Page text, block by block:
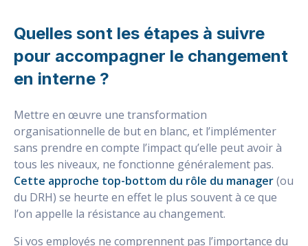
Quelles sont les étapes à suivre
pour accompagner le changement
en interne ?
Mettre en œuvre une transformation
organisationnelle de but en blanc, et l’implémenter
sans prendre en compte l’impact qu’elle peut avoir à
tous les niveaux, ne fonctionne généralement pas.
Cette approche top-bottom du rôle du manager(ou
du DRH) se heurte en effet le plus souvent à ce que
l’on appelle la résistance au changement.
Si vos employés ne comprennent pas l’importance du